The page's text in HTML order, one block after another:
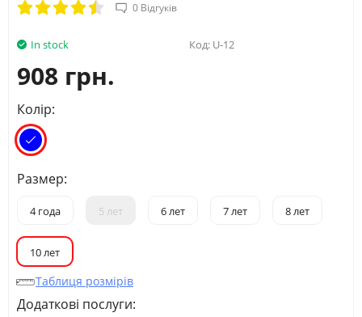
0 Відгуків
In stock Код: U-12
908 грн.
Колір:
Размер:
4 года 5 лет 6 лет 7 лет 8 лет
10 лет
Таблиця розмірів
Додаткові послуги: